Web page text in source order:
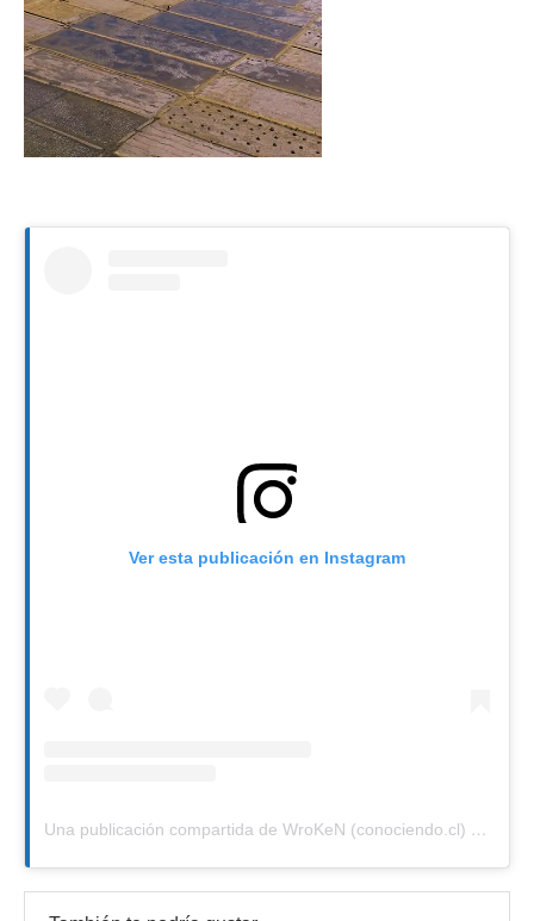
Ver esta publicación en Instagram
Una publicación compartida de WroKeN (conociendo.cl) ~ Chile (@conociendo.cl)